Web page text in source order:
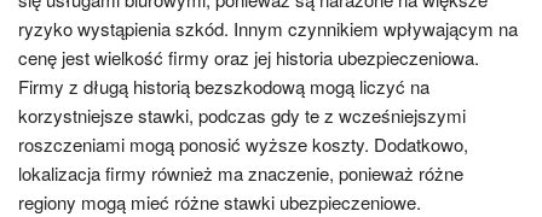
ryzyko wystąpienia szkód. Innym czynnikiem wpływającym na
cenę jest wielkość firmy oraz jej historia ubezpieczeniowa.
Firmy z długą historią bezszkodową mogą liczyć na
korzystniejsze stawki, podczas gdy te z wcześniejszymi
roszczeniami mogą ponosić wyższe koszty. Dodatkowo,
lokalizacja firmy również ma znaczenie, ponieważ różne
regiony mogą mieć różne stawki ubezpieczeniowe.